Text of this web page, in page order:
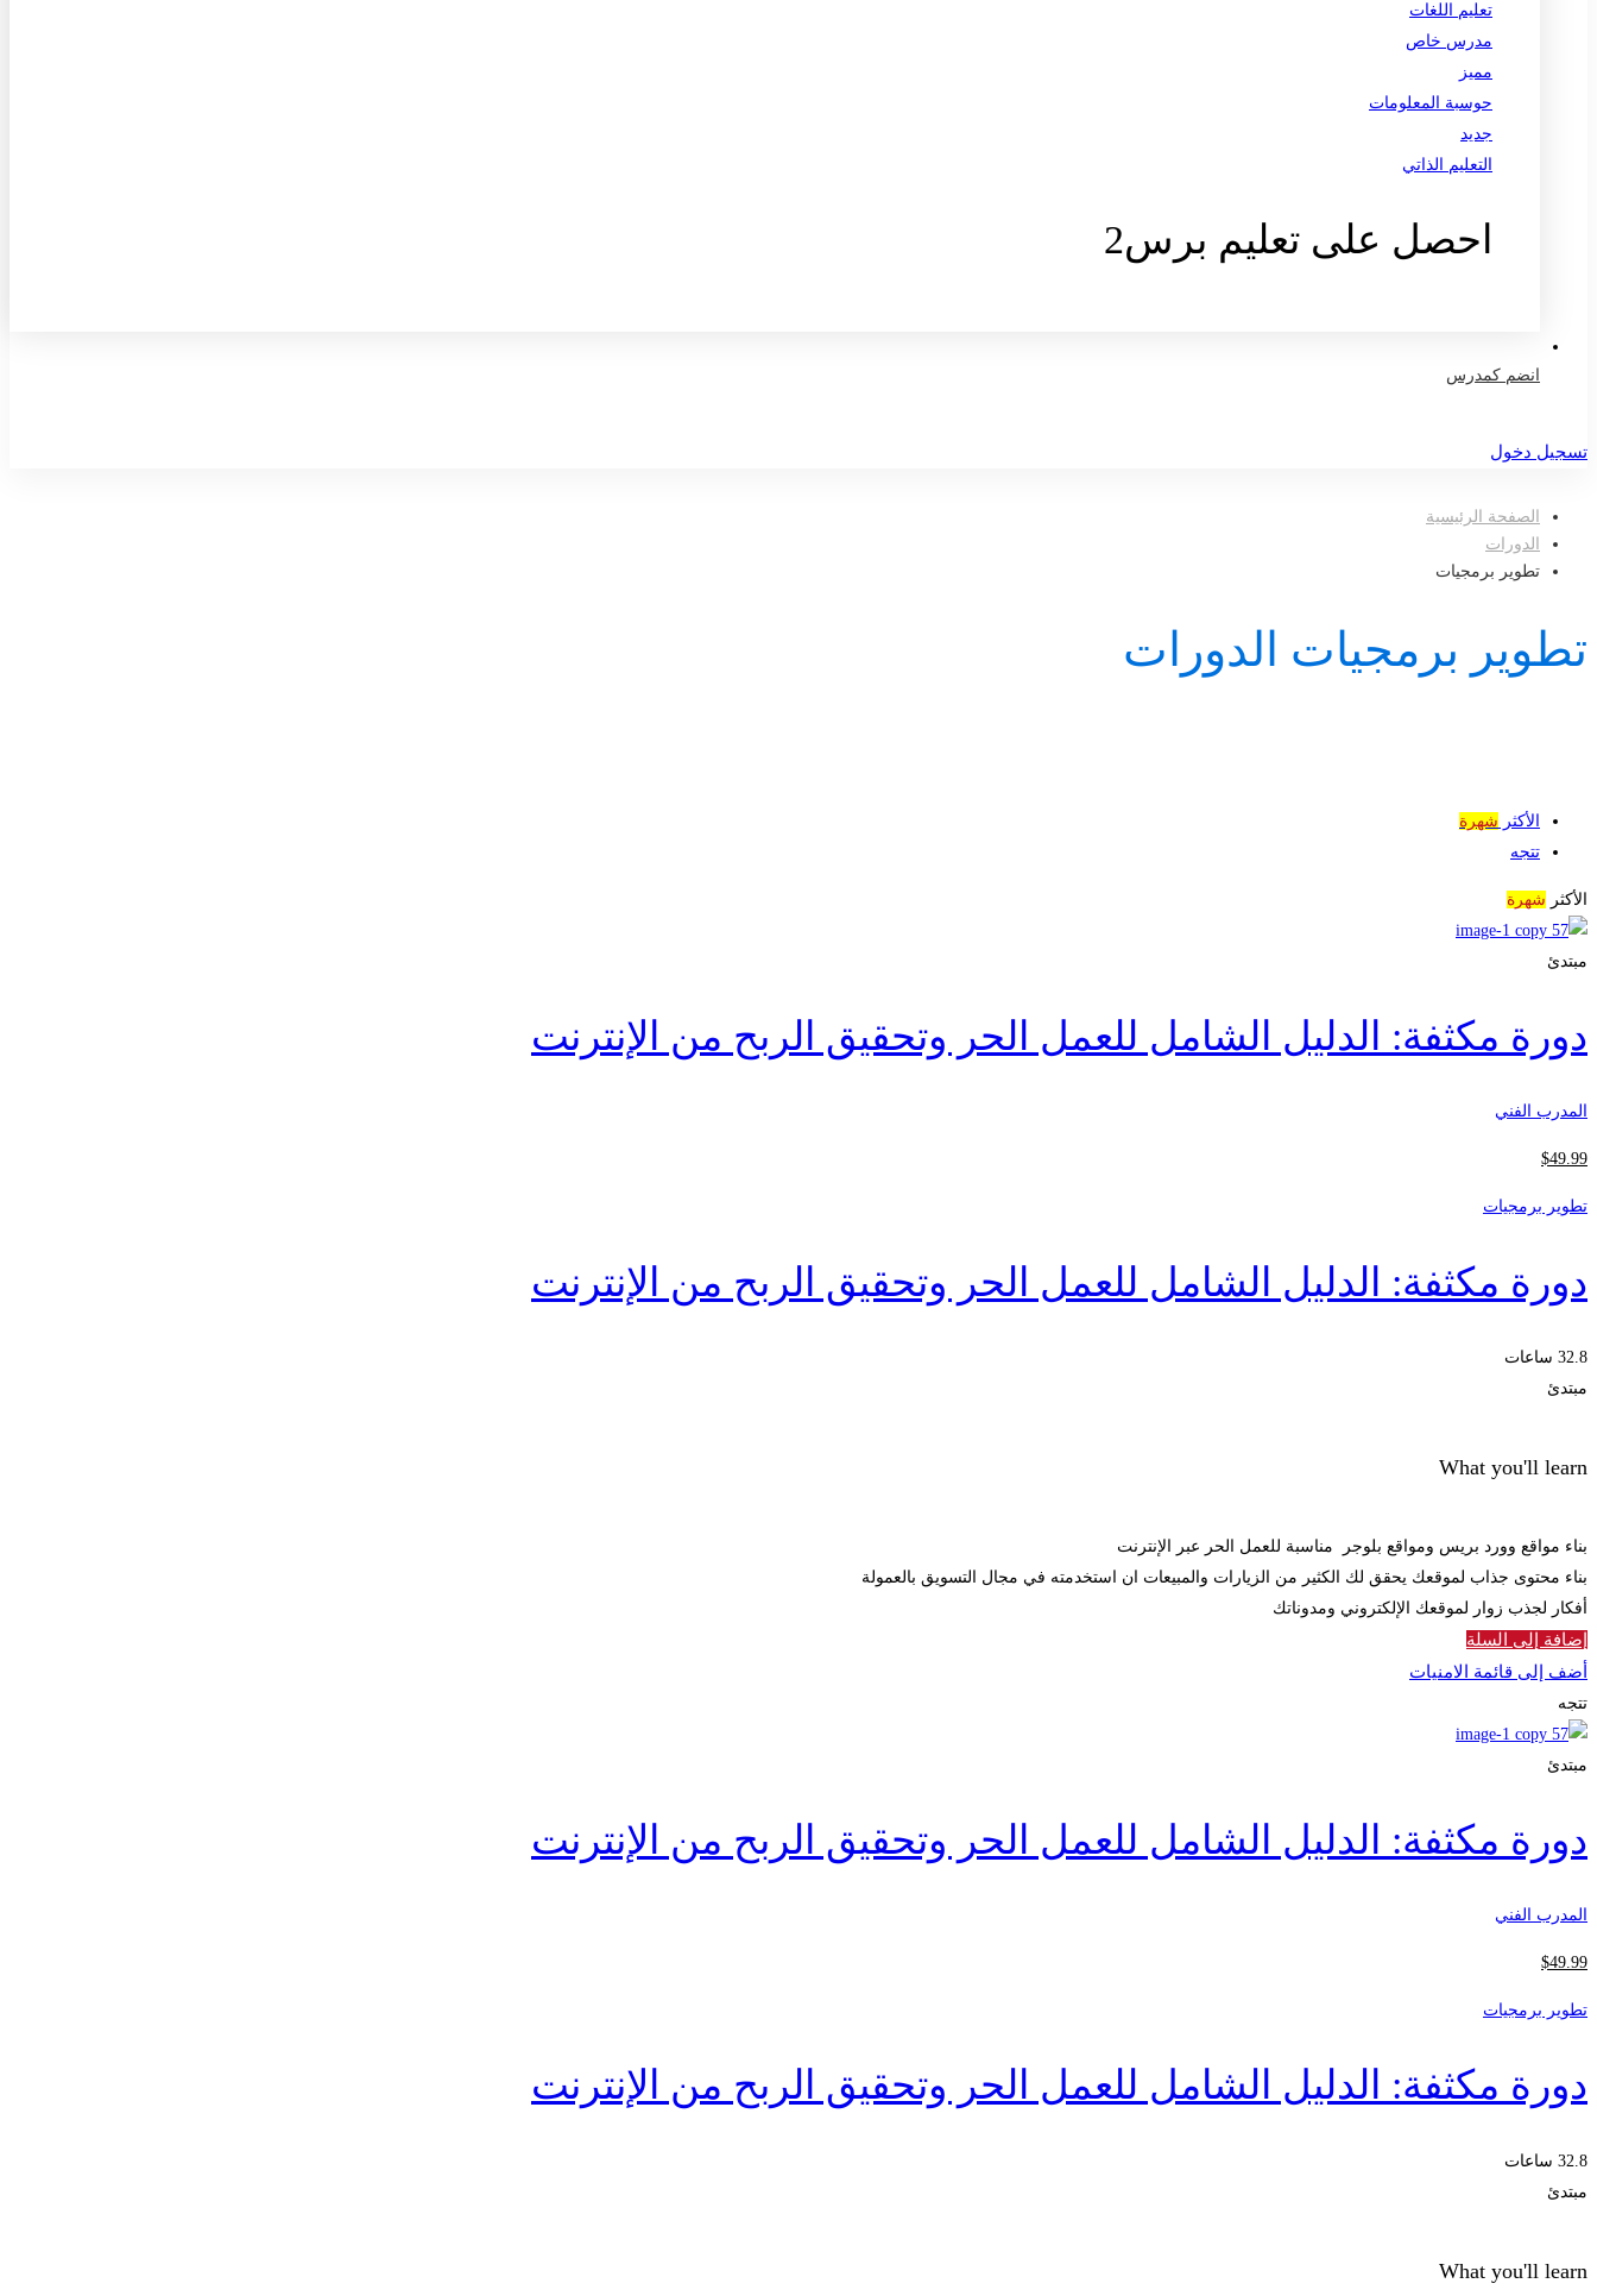
تعليم اللغات
مدرس خاص
مميز
حوسبة المعلومات
جديد
التعليم الذاتي
احصل على تعليم برس2
انضم كمدرس
تسجيل دخول
الصفحة الرئيسية
الدورات
تطوير برمجيات
تطوير برمجيات الدورات
الأكثر شهرة
تتجه
الأكثر شهرة
مبتدئ
دورة مكثفة: الدليل الشامل للعمل الحر وتحقيق الربح من الإنترنت
المدرب الفني
$49.99
تطوير برمجيات
دورة مكثفة: الدليل الشامل للعمل الحر وتحقيق الربح من الإنترنت
32.8 ساعات
مبتدئ
What you'll learn
بناء مواقع وورد بريس ومواقع بلوجر مناسبة للعمل الحر عبر الإنترنت
بناء محتوى جذاب لموقعك يحقق لك الكثير من الزيارات والمبيعات ان استخدمته في مجال التسويق بالعمولة
أفكار لجذب زوار لموقعك الإلكتروني ومدوناتك
إضافة إلى السلة
أضف إلى قائمة الامنيات
تتجه
مبتدئ
دورة مكثفة: الدليل الشامل للعمل الحر وتحقيق الربح من الإنترنت
المدرب الفني
$49.99
تطوير برمجيات
دورة مكثفة: الدليل الشامل للعمل الحر وتحقيق الربح من الإنترنت
32.8 ساعات
مبتدئ
What you'll learn